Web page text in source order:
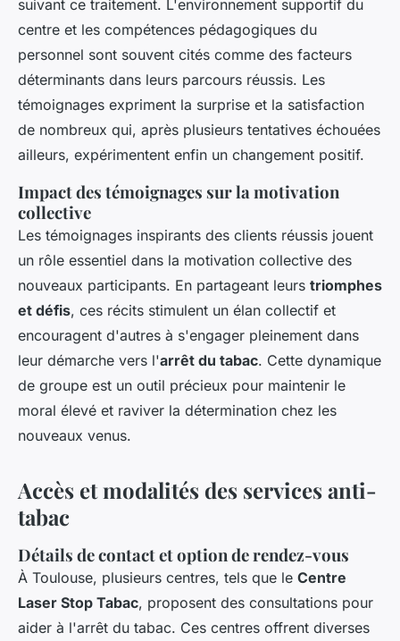
suivant ce traitement. L'environnement supportif du
centre et les compétences pédagogiques du
personnel sont souvent cités comme des facteurs
déterminants dans leurs parcours réussis. Les
témoignages expriment la surprise et la satisfaction
de nombreux qui, après plusieurs tentatives échouées
ailleurs, expérimentent enfin un changement positif.
Impact des témoignages sur la motivation
collective
Les témoignages inspirants des clients réussis jouent
un rôle essentiel dans la motivation collective des
nouveaux participants. En partageant leurs triomphes
et défis, ces récits stimulent un élan collectif et
encouragent d'autres à s'engager pleinement dans
leur démarche vers l'arrêt du tabac. Cette dynamique
de groupe est un outil précieux pour maintenir le
moral élevé et raviver la détermination chez les
nouveaux venus.
Accès et modalités des services anti-
tabac
Détails de contact et option de rendez-vous
À Toulouse, plusieurs centres, tels que le Centre
Laser Stop Tabac, proposent des consultations pour
aider à l'arrêt du tabac. Ces centres offrent diverses